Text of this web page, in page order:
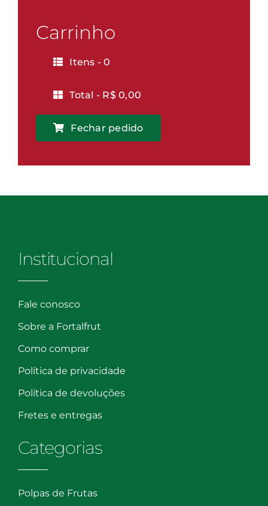
Vitória
quantidade
Carrinho
Itens -0
Total - R$0,00
Fechar pedido
Institucional
Fale conosco
Sobre a Fortalfrut
Como comprar
Política de privacidade
Política de devoluções
Fretes e entregas
Categorias
Polpas de Frutas